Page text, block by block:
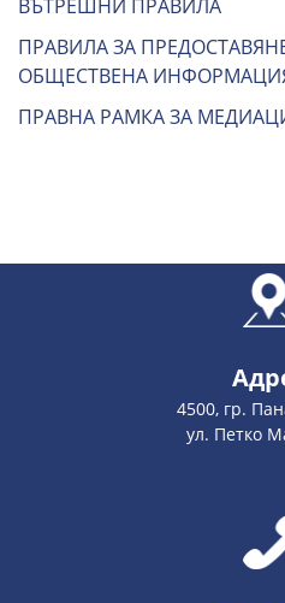
ВЪТРЕШНИ ПРАВИЛА
ПРАВИЛА ЗА
ОБЩЕСТВЕНА
ПРАВНА РАМКА ЗА
4500, гр.
ул. Петко